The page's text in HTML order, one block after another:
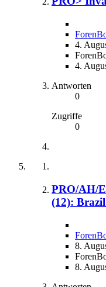
4.
4.
Antworten
0
Zugriffe
0
PRO/AH/
(12):
8.
8.